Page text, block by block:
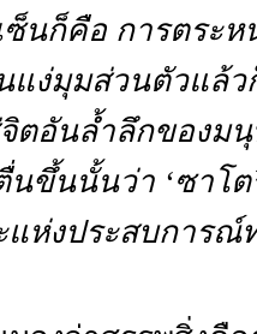
ซ็นก็คือ การตระห
แง่มุมส่วนตัวแล้ว
ตอันล้ำลึกของมนุ
นขึ้นนั้นว่า ‘ซาโต
แห่งประสบการณ์